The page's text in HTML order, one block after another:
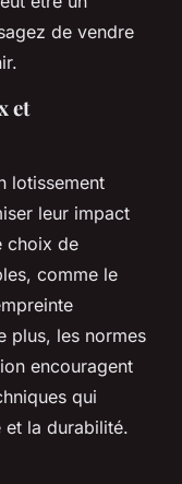
de vendre
et
lotissement
leur impact
choix de
comme le
plus, les normes
encouragent
qui
et la durabilité.